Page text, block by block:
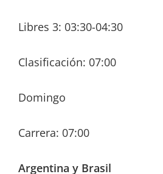
Libres 3: 03:30-04:30
Clasificación: 07:00
Domingo
Carrera: 07:00
Argentina y Brasil